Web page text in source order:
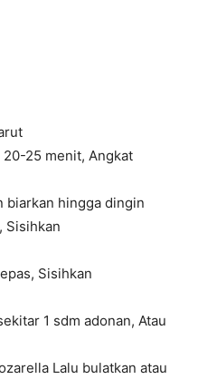
25 menit, Angkat
biarkan hingga dingin
Sisihkan
Sisihkan
1 sdm adonan, Atau
Lalu bulatkan atau